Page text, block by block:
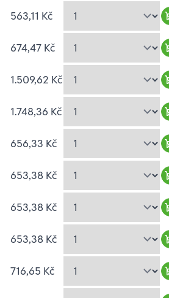
563,11 Kč
674,47 Kč
1.509,62 Kč
1.748,36 Kč
656,33 Kč
653,38 Kč
653,38 Kč
653,38 Kč
716,65 Kč